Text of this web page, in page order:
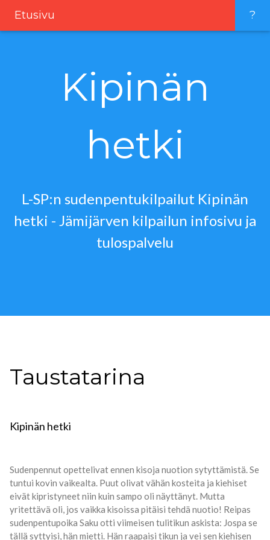
?
Etusivu
Kipinän
hetki
L-SP:n sudenpentukilpailut Kipinän
hetki - Jämijärven kilpailun infosivu ja
tulospalvelu
Taustatarina
Kipinän hetki
Sudenpennut opettelivat ennen kisoja nuotion sytyttämistä. Se
tuntui kovin vaikealta. Puut olivat vähän kosteita ja kiehiset
eivät kipristyneet niin kuin sampo oli näyttänyt. Mutta
yritettävä oli, jos vaikka kisoissa pitäisi tehdä nuotio! Reipas
sudenpentupoika Saku otti viimeisen tulitikun askista: Jospa se
tällä syttyisi, hän mietti. Hän raapaisi tikun ja vei sen kiehisen